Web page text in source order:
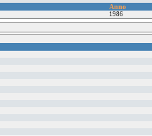
Anno
1986